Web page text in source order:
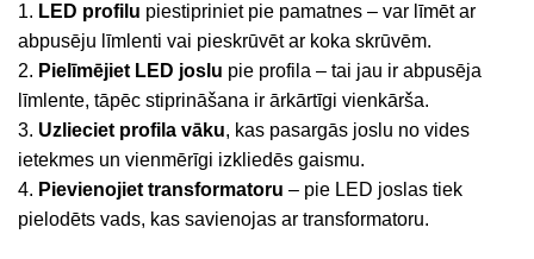
1. LED profilu piestipriniet pie pamatnes – var līmēt ar
abpusēju līmlenti vai pieskrūvēt ar koka skrūvēm.
2. Pielīmējiet LED joslu pie profila – tai jau ir abpusēja
līmlente, tāpēc stiprināšana ir ārkārtīgi vienkārša.
3. Uzlieciet profila vāku, kas pasargās joslu no vides
ietekmes un vienmērīgi izkliedēs gaismu.
4. Pievienojiet transformatoru – pie LED joslas tiek
pielodēts vads, kas savienojas ar transformatoru.